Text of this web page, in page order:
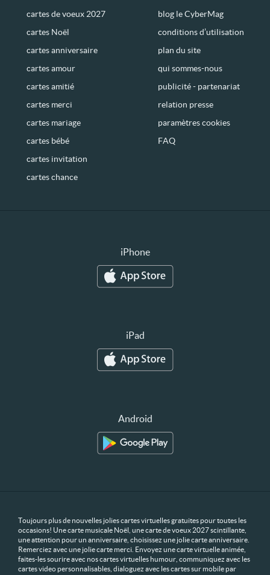
cartes de voeux 2027
cartes Noël
cartes anniversaire
cartes amour
cartes amitié
cartes merci
cartes mariage
cartes bébé
cartes invitation
cartes chance
blog le CyberMag
conditions d’utilisation
plan du site
qui sommes-nous
publicité - partenariat
relation presse
paramètres cookies
FAQ
iPhone
iPad
Android
Toujours plus de nouvelles jolies cartes virtuelles gratuites pour toutes les
occasions! Une carte musicale Noël, une carte de voeux 2027 scintillante,
une attention pour un anniversaire, choisissez une jolie carte anniversaire.
Remerciez avec une jolie carte merci. Envoyez une carte virtuelle animée,
faites-les sourire avec nos cartes virtuelles humour, communiquez avec les
cartes video personnalisables, dialoguez avec les cartes sur mobile par